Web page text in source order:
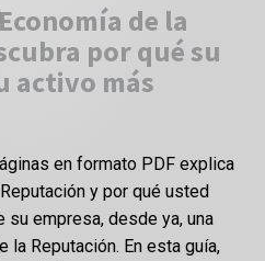
de la
por qué su
activo más
en formato PDF explica
y por qué usted
empresa, desde ya, una
Reputación. En esta guía,